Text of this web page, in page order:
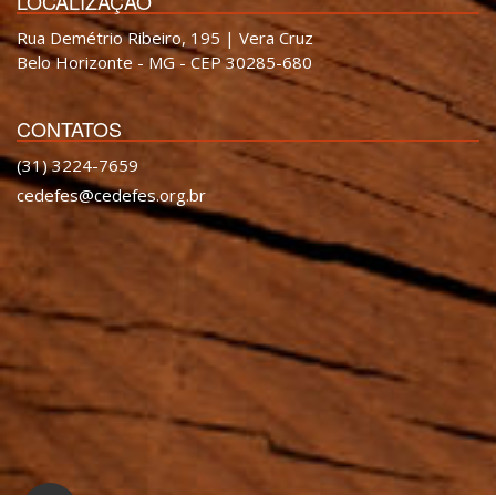
Rua Demétrio Ribeiro, 195 | Vera Cruz
Belo Horizonte - MG - CEP 30285-680
CONTATOS
(31) 3224-7659
cedefes@cedefes.org.br